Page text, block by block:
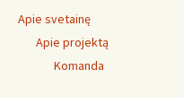
Apie svetainę
Apie projektą
Komanda